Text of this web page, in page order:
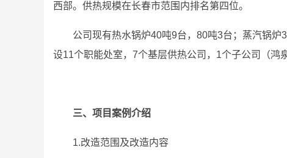
西部。供热规模在长春市范围内排名第四位。
公司现有热水锅炉40吨9台，80吨3台；蒸汽锅
设11个职能处室，7个基层供热公司，1个子公司（鸿
三、项目案例介绍
1.改造范围及改造内容